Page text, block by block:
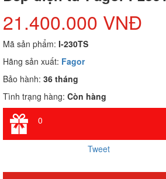
21.400.000 VNĐ
Mã sản phẩm: I-230TS
Hãng sản xuất: Fagor
Bảo hành: 36 tháng
Tình trạng hàng: Còn hàng
0
Tweet